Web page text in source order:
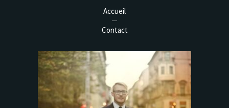
Accueil
Contact